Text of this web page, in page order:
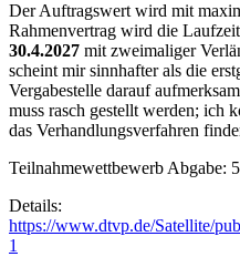
Der Auftragswert wird mit
Rahmenvertrag wird die
30.4.2027 mit zweimaliger
scheint mir sinnhafter als die
Vergabestelle darauf
muss rasch gestellt werden; ich
das Verhandlungsverfahren
Teilnahmewettbewerb Abgabe:
Details:
https://www.dtvp.de/Satellite/
1